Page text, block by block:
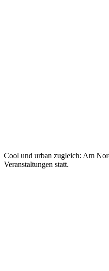
Cool und urban zugleich: Am
Veranstaltungen statt.